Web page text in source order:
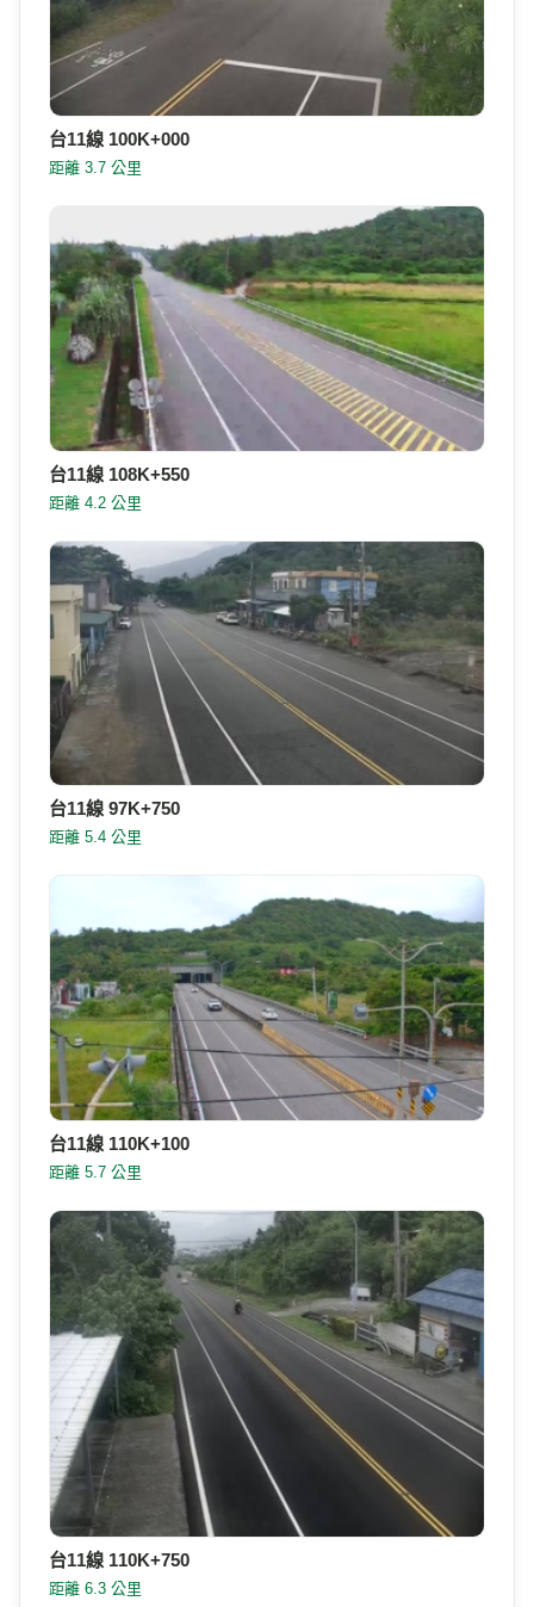
台11線 100K+000
距離 3.7 公里
台11線 108K+550
距離 4.2 公里
台11線 97K+750
距離 5.4 公里
台11線 110K+100
距離 5.7 公里
台11線 110K+750
距離 6.3 公里